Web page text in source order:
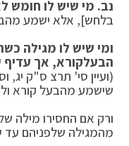
נב. מי שיש לו חומש
בלחש], אלא ישמע
ומי שיש לו מגילה
הבעלקורא, אך
(ועיין סי' תרצ ס"ק
שישמע מהבעל קורא
ורק אם החסירו מילה
מהמגילה שלפניהם עד